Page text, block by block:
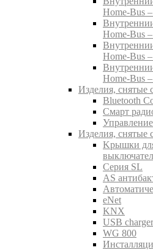
Home-Bus
Home-Bus
Home-Bus
Home-Bus
Изделия, снятые
Bluetooth
Смарт
Изделия, снятые
Kрышки
Серия SL
AS
eNet
KNX
USB
WG 800